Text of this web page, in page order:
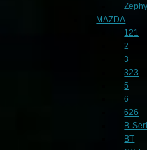
MAZDA
121
2
3
323
5
6
626
B-
BT